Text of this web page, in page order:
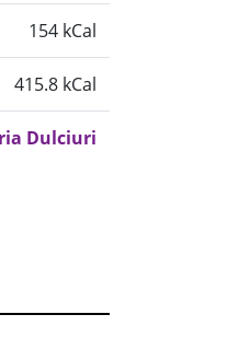
154 kCal
415.8 kCal
Dulciuri